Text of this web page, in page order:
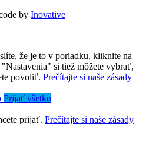
by Inovative
že je to v poriadku, kliknite na
si tiež môžete vybrať,
povoliť. Prečítajte si naše zásady
Prijať všetko
prijať. Prečítajte si naše zásady